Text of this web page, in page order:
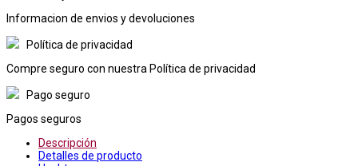
Informacion de envios y devoluciones
Política de privacidad
Compre seguro con nuestra Política de privacidad
Pago seguro
Pagos seguros
Descripción
Detalles de producto